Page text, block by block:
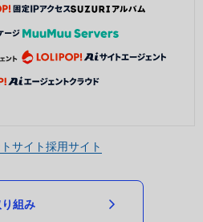
サイト採用サイト
組み